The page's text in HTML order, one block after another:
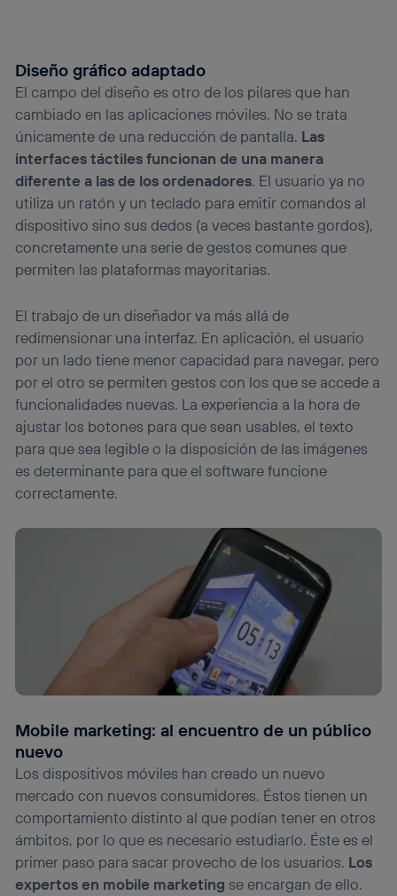
Diseño gráfico adaptado
El campo del diseño es otro de los pilares que han
cambiado en las aplicaciones móviles. No se trata
únicamente de una reducción de pantalla. Las
interfaces táctiles funcionan de una manera
diferente a las de los ordenadores. El usuario ya no
utiliza un ratón y un teclado para emitir comandos al
dispositivo sino sus dedos (a veces bastante gordos),
concretamente una serie de gestos comunes que
permiten las plataformas mayoritarias.
El trabajo de un diseñador va más allá de
redimensionar una interfaz. En aplicación, el usuario
por un lado tiene menor capacidad para navegar, pero
por el otro se permiten gestos con los que se accede a
funcionalidades nuevas. La experiencia a la hora de
ajustar los botones para que sean usables, el texto
para que sea legible o la disposición de las imágenes
es determinante para que el software funcione
correctamente.
Mobile marketing: al encuentro de un público
nuevo
Los dispositivos móviles han creado un nuevo
mercado con nuevos consumidores. Éstos tienen un
comportamiento distinto al que podían tener en otros
ámbitos, por lo que es necesario estudiarlo. Éste es el
primer paso para sacar provecho de los usuarios. Los
expertos en mobile marketingse encargan de ello.